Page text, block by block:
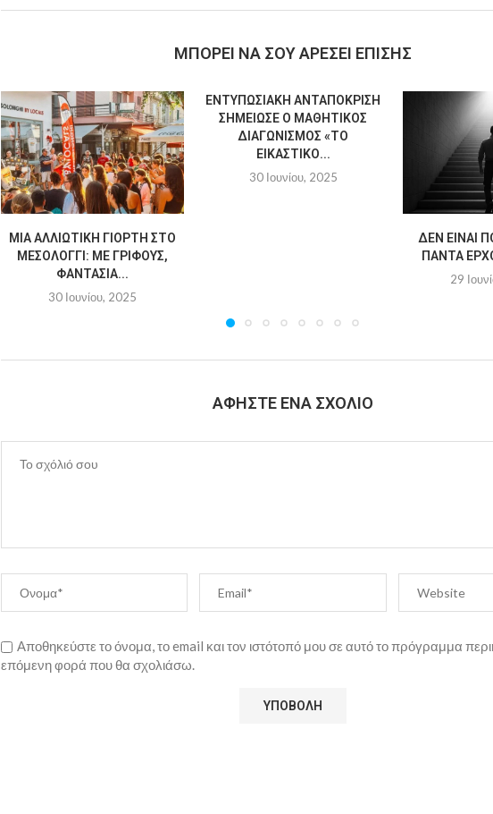
MΠΟΡΕΊ ΝΑ ΣΟΥ ΑΡΈΣΕΙ ΕΠΊΣΗΣ
ΜΙΑ ΑΛΛΙΏΤΙΚΗ ΓΙΟΡΤΉ ΣΤΟ
ΜΕΣΟΛΌΓΓΙ: ΜΕ ΓΡΊΦΟΥΣ,
ΦΑΝΤΑΣΊΑ...
30 Ιουνίου, 2025
ΕΝΤΥΠΩΣΙΑΚΉ ΑΝΤΑΠΌΚΡΙΣΗ
ΣΗΜΕΊΩΣΕ Ο ΜΑΘΗΤΙΚΌΣ
ΔΙΑΓΩΝΙΣΜΌΣ «ΤΟ
ΕΙΚΑΣΤΙΚΌ...
30 Ιουνίου, 2025
ΔΕΝ ΕΊΝΑΙ
ΠΆΝΤΑ
29
ΑΦΉΣΤΕ ΈΝΑ ΣΧΌΛΙΟ
Αποθηκεύστε το όνομα, το email και τον ιστότοπό μου σε αυτό το πρόγραμμα
επόμενη φορά που θα σχολιάσω.